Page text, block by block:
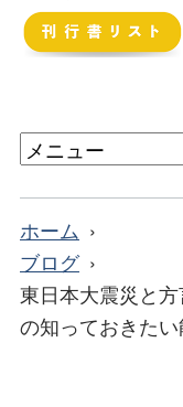
ホーム
ブログ
東日本大震災と
の知っておきた